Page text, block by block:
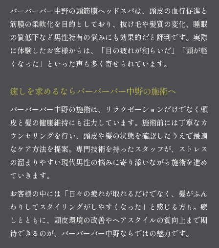
バーバーバー中野の頭筋膜ヘッドスパは、頭皮の血行促進と
筋膜の柔軟化を目的としており、抜け毛や髪質の変化、睡眠
の質低下など男性特有の悩みにも効果的だと評判です。実際
に体験したお客様からは、「目の疲れが和らいだ」「頭が軽
くなった」といった声も多く寄せられています。
癒しを求めるならバーバーバー中野の施術へ
バーバーバー中野の施術は、リラクゼーションだけでなく頭
皮と髪の健康維持にも注力しています。施術前には丁寧なカ
ウンセリングを行い、頭皮や髪の状態を確認したうえで最適
なケア方法を提案。専門技術を持ったスタッフが、ストレス
の溜まりやすい現代男性の悩みに寄り添いながら施術を進め
ていきます。
お客様の中には「日々の疲れが取れるだけでなく、髪がふん
わりしてスタイリングがしやすくなった」と感じる方も。癒
しとともに、頭皮環境の改善やヘアスタイルの質向上まで期
待できるのが、バーバーバー中野ならではの魅力です。